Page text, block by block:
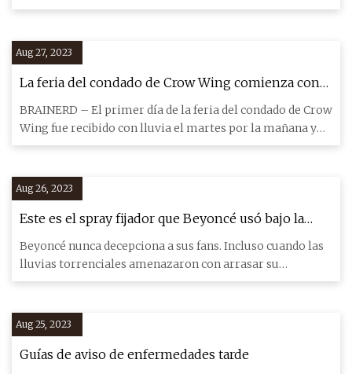
el miérc
Aug 27, 2023
La feria del condado de Crow Wing comienza con
un toque de lluvia
BRAINERD – El primer día de la feria del condado de Crow
Wing fue recibido con lluvia el martes por la mañana y
por la
Aug 26, 2023
Este es el spray fijador que Beyoncé usó bajo la
lluvia torrencial
Beyoncé nunca decepciona a sus fans. Incluso cuando las
lluvias torrenciales amenazaron con arrasar su
concierto en Wa
Aug 25, 2023
Guías de aviso de enfermedades tarde